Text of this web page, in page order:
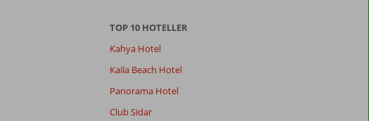
TOP 10 HOTELLER
Kahya Hotel
Kaila Beach Hotel
Panorama Hotel
Club Sidar